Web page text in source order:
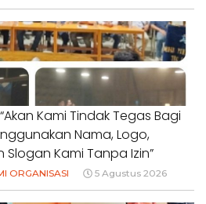
Kami Tindak Tegas Bagi
Nama, Logo,
Slogan Kami Tanpa Izin”
ORGANISASI 5 Agustus 2026